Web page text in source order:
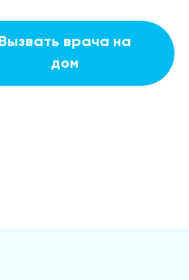
Вызвать врача на
дом